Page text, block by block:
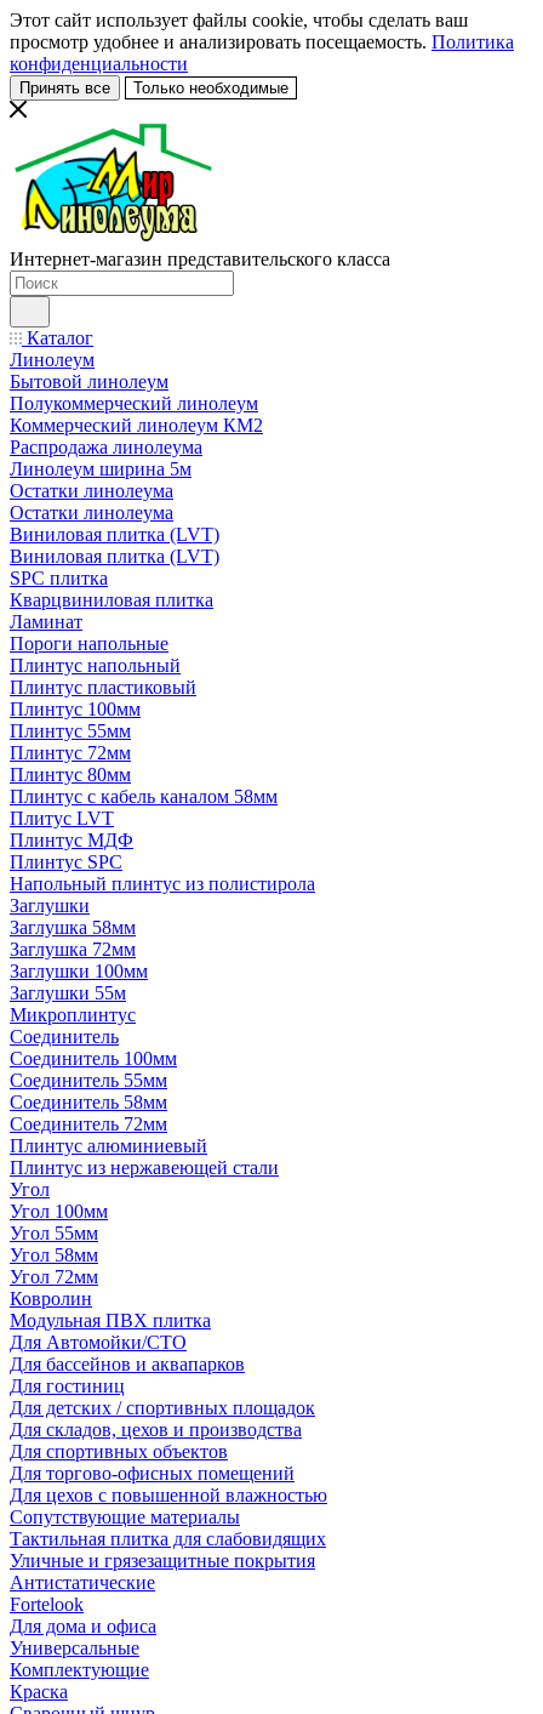
Этот сайт использует файлы cookie, чтобы сделать ваш
просмотр удобнее и анализировать посещаемость. Политика
конфиденциальности
Принять все Только необходимые
Интернет-магазин представительского класса
Каталог
Линолеум
Бытовой линолеум
Полукоммерческий линолеум
Коммерческий линолеум КМ2
Распродажа линолеума
Линолеум ширина 5м
Остатки линолеума
Остатки линолеума
Виниловая плитка (LVT)
Виниловая плитка (LVT)
SPC плитка
Кварцвиниловая плитка
Ламинат
Пороги напольные
Плинтус напольный
Плинтус пластиковый
Плинтус 100мм
Плинтус 55мм
Плинтус 72мм
Плинтус 80мм
Плинтус с кабель каналом 58мм
Плитус LVT
Плинтус МДФ
Плинтус SPC
Напольный плинтус из полистирола
Заглушки
Заглушка 58мм
Заглушка 72мм
Заглушки 100мм
Заглушки 55м
Микроплинтус
Соединитель
Соединитель 100мм
Соединитель 55мм
Соединитель 58мм
Соединитель 72мм
Плинтус алюминиевый
Плинтус из нержавеющей стали
Угол
Угол 100мм
Угол 55мм
Угол 58мм
Угол 72мм
Ковролин
Модульная ПВХ плитка
Для Автомойки/СТО
Для бассейнов и аквапарков
Для гостиниц
Для детских / спортивных площадок
Для складов, цехов и производства
Для спортивных объектов
Для торгово-офисных помещений
Для цехов с повышенной влажностью
Сопутствующие материалы
Тактильная плитка для слабовидящих
Уличные и грязезащитные покрытия
Антистатические
Fortelook
Для дома и офиса
Универсальные
Комплектующие
Краска